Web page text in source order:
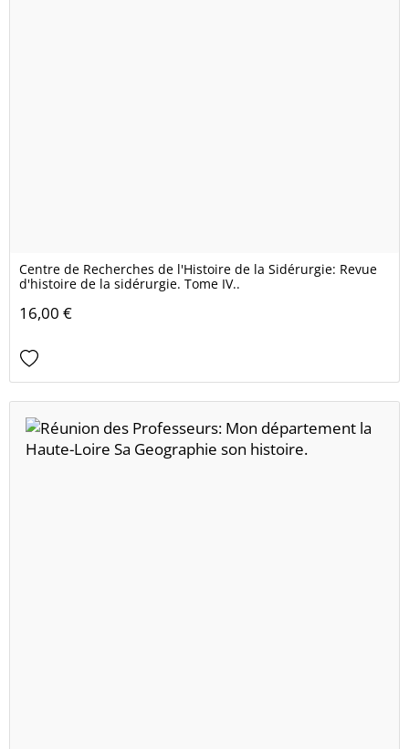
Centre de Recherches de l'Histoire de la Sidérurgie: Revue
d'histoire de la sidérurgie. Tome IV..
16,00 €